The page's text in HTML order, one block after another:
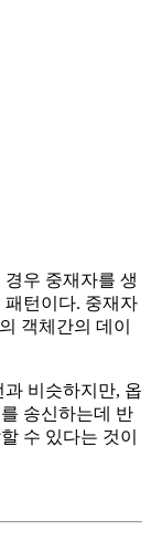
우 중재자를 생
턴이다. 중재자
객체간의 데이
비슷하지만, 옵
송신하는데 반
수 있다는 것이